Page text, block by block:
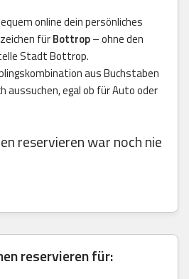
online dein persönliches
fürBottrop– ohne den
Stadt Bottrop.
aus Buchstaben
aussuchen, egal ob für Auto oder
reservieren war noch nie
reservieren für: